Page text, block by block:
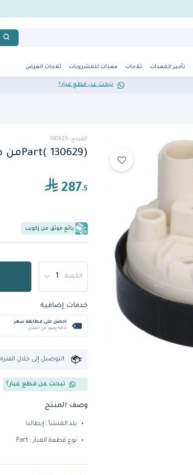
تأجير المعدات ثلاجات معدات للمشروبات ثلاجات العرض
تبحث عن قطع غيار؟
المرجع: 130629
Part( 130629)من هونفيد
287.5
بائع موثق من إكويب
الكمية
خدمات إضافية
احصل على مطابقة سعر
+ %5 رصيد في المتجر
التوصيل إلى خلال الفترة
تبحث عن قطع غيار؟
وصف المنتج
بلد المنشأ : إيطاليا
نوع قطعة الغيار : Part